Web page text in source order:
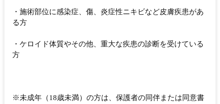
・施術部位に感染症、傷、炎症性ニキビなど皮膚疾患があ
る方
・ケロイド体質やその他、重大な疾患の診断を受けている
方
※未成年（18歳未満）の方は、保護者の同伴または同意書